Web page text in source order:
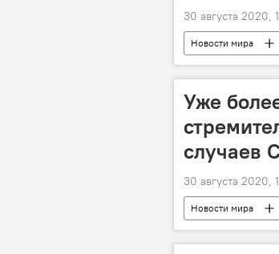
30 августа 2020,
Новости мира
Уже
случаев
30 августа 2020,
Новости мира